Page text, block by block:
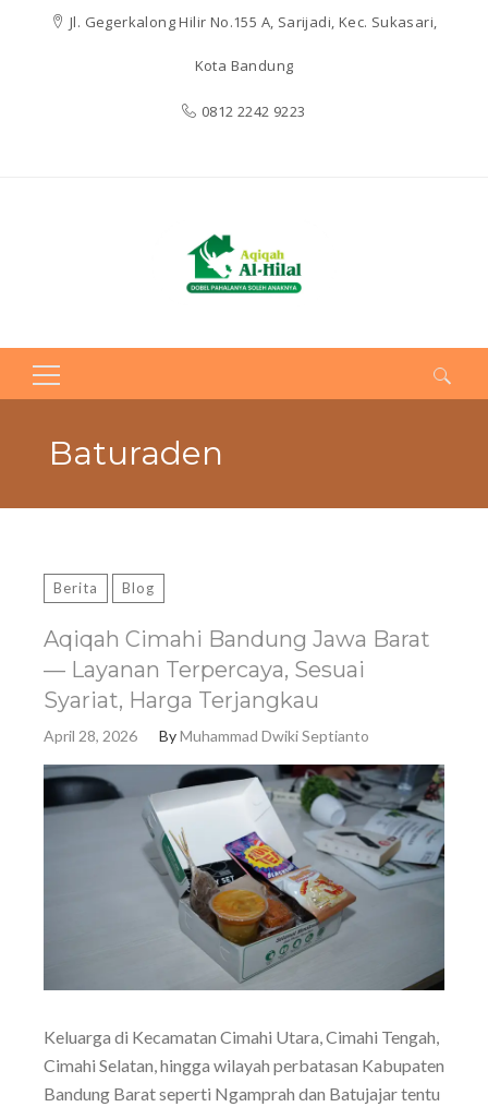
Jl. Gegerkalong Hilir No.155 A, Sarijadi, Kec. Sukasari,
Kota Bandung
0812 2242 9223
Search
Baturaden
Berita Blog
Aqiqah Cimahi Bandung Jawa Barat
— Layanan Terpercaya, Sesuai
Syariat, Harga Terjangkau
April 28, 2026 ByMuhammad Dwiki Septianto
Keluarga di Kecamatan Cimahi Utara, Cimahi Tengah,
Cimahi Selatan, hingga wilayah perbatasan Kabupaten
Bandung Barat seperti Ngamprah dan Batujajar tentu